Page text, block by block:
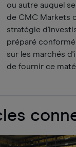
ou autre auquel
de CMC Markets
stratégie
préparé
sur les marchés
de fournir ce